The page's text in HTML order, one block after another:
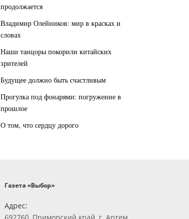
продолжается
Владимир Олейников: мир в красках и
словах
Наши танцоры покорили китайских
зрителей
Будущее должно быть счастливым
Прогулка под фонарями: погружение в
прошлое
О том, что сердцу дорого
Газета «Выбор»
Адрес:
692760, Приморский край, г. Артем,